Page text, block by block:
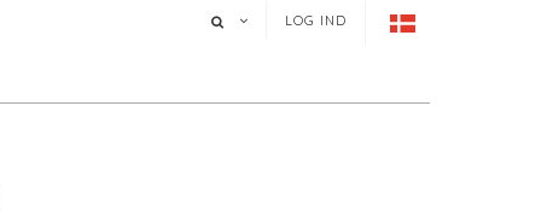
LOG IND